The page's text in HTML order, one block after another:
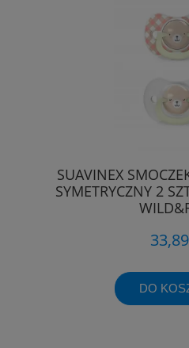
SUAVINEX
SYMETRYCZNY 2
DO